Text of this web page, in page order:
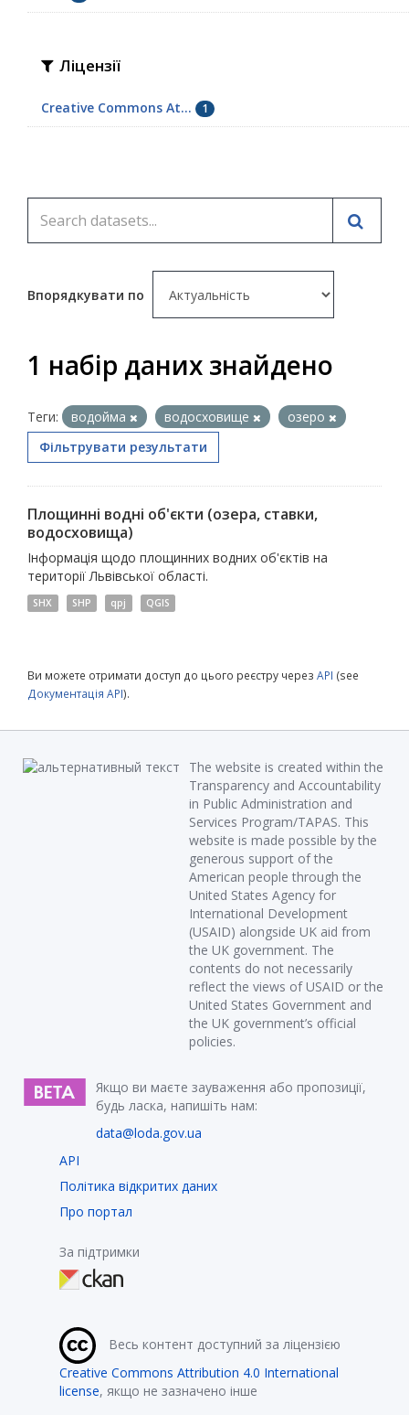
Ліцензії
Creative Commons At... 1
Впорядкувати по
1 набір даних знайдено
Теги: водойма водосховище
озеро
Фільтрувати результати
Площинні водні об'єкти (озера, ставки,
водосховища)
Інформація щодо площинних водних об'єктів на
території Львівської області.
SHX SHP qpj QGIS
Ви можете отримати доступ до цього реєстру через API (see
Документація API).
The website is created within the
Transparency and Accountability
in Public Administration and
Services Program/TAPAS. This
website is made possible by the
generous support of the
American people through the
United States Agency for
International Development
(USAID) alongside UK aid from
the UK government. The
contents do not necessarily
reflect the views of USAID or the
United States Government and
the UK government’s official
policies.
Якщо ви маєте зауваження або пропозиції,
будь ласка, напишіть нам:
data@loda.gov.ua
API
Політика відкритих даних
Про портал
За підтримки
Весь контент доступний за ліцензією
Creative Commons Attribution 4.0 International
license, якщо не зазначено інше